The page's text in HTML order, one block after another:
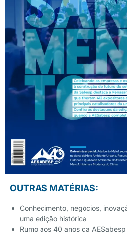
OUTRAS MATÉRIAS:
Conhecimento, negócios,
uma edição histórica
Rumo aos 40 anos da